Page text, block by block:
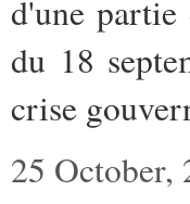
d'une
du 18
crise
25 October,